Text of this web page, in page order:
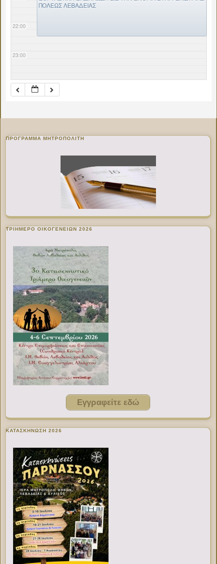
22:00
23:00
ΠΟΛΕΩΣ ΛΕΒΑΔΕΙΑΣ
ΠΡΌΓΡΑΜΜΑ ΜΗΤΡΟΠΟΛΊΤΗ
ΤΡΙΗΜΕΡΟ ΟΙΚΟΓΕΝΕΙΩΝ 2026
Εγγραφείτε εδώ
ΚΑΤΑΣΚΗΝΩΣΗ 2026